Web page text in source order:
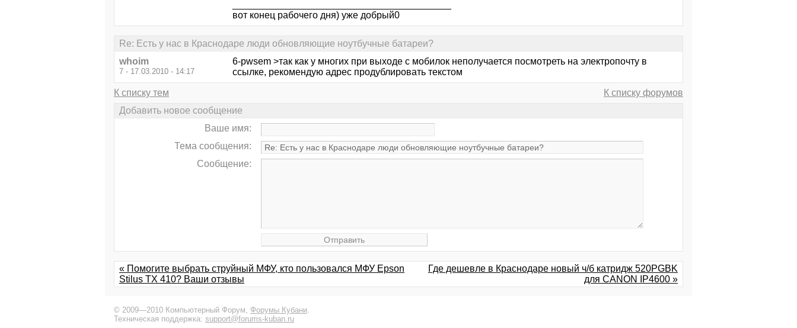
вот конец рабочего дня) уже добрый0
Re: Есть у нас в Краснодаре люди обновляющие ноутбучные батареи?
whoim
7 - 17.03.2010 - 14:17
6-pwsem >так как у многих при выходе с мобилок неполучается посмотреть на электропочту в
ссылке, рекомендую адрес продублировать текстом
К списку тем
К списку форумов
Добавить новое сообщение
Ваше имя:
Тема сообщения:
Сообщение:
« Помогите выбрать струйный МФУ, кто пользовался МФУ Epson
Stilus TX 410? Ваши отзывы
Где дешевле в Краснодаре новый ч/б катридж 520PGBK
для CANON IP4600 »
© 2009—2010 Компьютерный Форум, Форумы Кубани.
Техническая поддержка: support@forums-kuban.ru